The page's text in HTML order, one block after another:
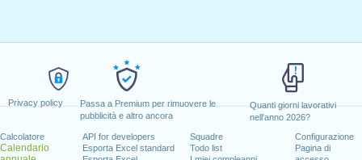
Privacy policy
Passa a Premium per rimuovere le
pubblicità e altro ancora
Quanti giorni lavorativi
nell'anno 2026?
Calcolatore
Calendario
API for developers
Esporta Excel standard
Squadre
Todo list
Configurazione
Pagina di